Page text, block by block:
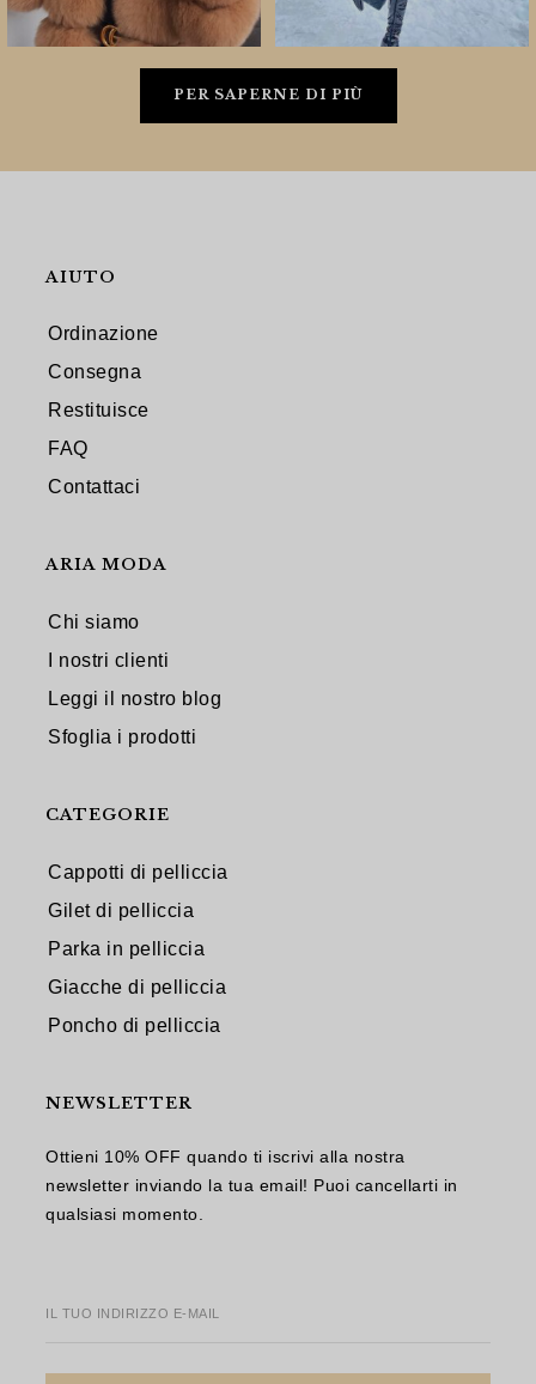
PER SAPERNE DI PIÙ
AIUTO
Ordinazione
Consegna
Restituisce
FAQ
Contattaci
ARIA MODA
Chi siamo
I nostri clienti
Leggi il nostro blog
Sfoglia i prodotti
CATEGORIE
Cappotti di pelliccia
Gilet di pelliccia
Parka in pelliccia
Giacche di pelliccia
Poncho di pelliccia
NEWSLETTER
Ottieni 10% OFF quando ti iscrivi alla nostra
newsletter inviando la tua email! Puoi cancellarti in
qualsiasi momento.
IL TUO INDIRIZZO E-MAIL